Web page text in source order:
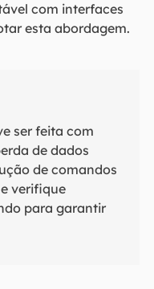
com interfaces
esta abordagem.
ser feita com
de dados
de comandos
verifique
para garantir